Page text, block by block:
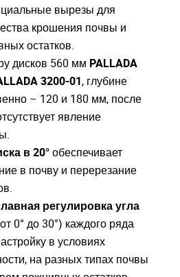
вырезы для
крошения почвы и
остатков.
дисков 560 мм PALLADA
3200-01, глубине
– 120 и 180 мм, после
явление
в 20°обеспечивает
в почву и перерезание
регулировка угла
0° до 30°) каждого ряда
в условиях
на разных типах почвы